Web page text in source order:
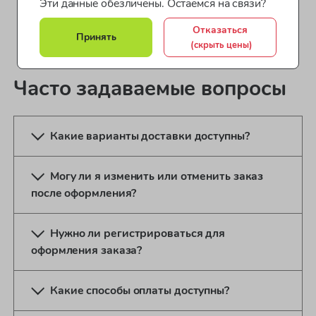
артикул: L646918 артикул: L901005
Часто задаваемые вопросы
Какие варианты доставки доступны?
Могу ли я изменить или отменить заказ
после оформления?
Нужно ли регистрироваться для
оформления заказа?
Какие способы оплаты доступны?
Эти данные обезличены. Остаемся на связи?
Принять
Отказаться
(скрыть цены)